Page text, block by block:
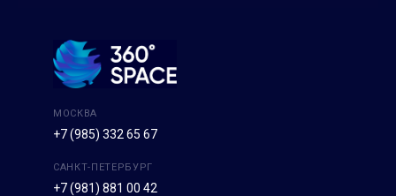
МОСКВА
+7 (985) 332 65 67
САНКТ-ПЕТЕРБУРГ
+7 (981) 881 00 42